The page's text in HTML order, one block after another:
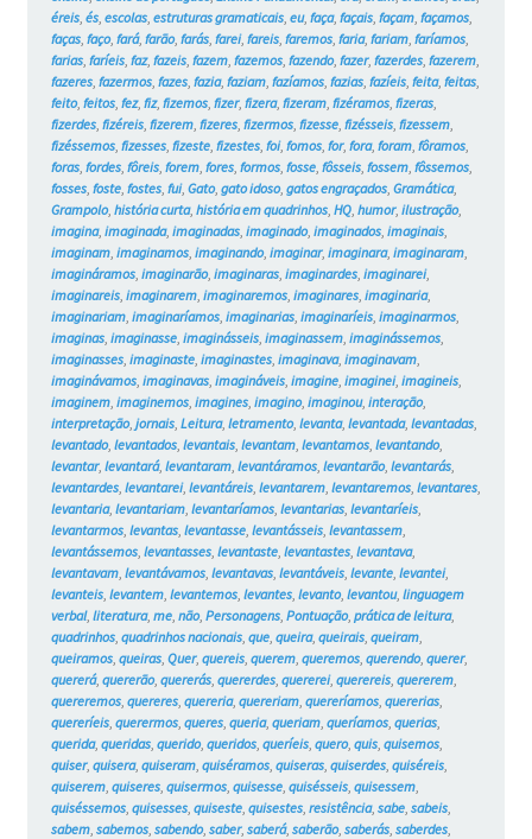
éreis, és, escolas, estruturas gramaticais, eu, faça, façais, façam, façamos,
faças, faço, fará, farão, farás, farei, fareis, faremos, faria, fariam, faríamos,
farias, faríeis, faz, fazeis, fazem, fazemos, fazendo, fazer, fazerdes, fazerem,
fazeres, fazermos, fazes, fazia, faziam, fazíamos, fazias, fazíeis, feita, feitas,
feito, feitos, fez, fiz, fizemos, fizer, fizera, fizeram, fizéramos, fizeras,
fizerdes, fizéreis, fizerem, fizeres, fizermos, fizesse, fizésseis, fizessem,
fizéssemos, fizesses, fizeste, fizestes, foi, fomos, for, fora, foram, fôramos,
foras, fordes, fôreis, forem, fores, formos, fosse, fôsseis, fossem, fôssemos,
fosses, foste, fostes, fui, Gato, gato idoso, gatos engraçados, Gramática,
Grampolo, história curta, história em quadrinhos, HQ, humor, ilustração,
imagina, imaginada, imaginadas, imaginado, imaginados, imaginais,
imaginam, imaginamos, imaginando, imaginar, imaginara, imaginaram,
imagináramos, imaginarão, imaginaras, imaginardes, imaginarei,
imaginareis, imaginarem, imaginaremos, imaginares, imaginaria,
imaginariam, imaginaríamos, imaginarias, imaginaríeis, imaginarmos,
imaginas, imaginasse, imaginásseis, imaginassem, imaginássemos,
imaginasses, imaginaste, imaginastes, imaginava, imaginavam,
imaginávamos, imaginavas, imagináveis, imagine, imaginei, imagineis,
imaginem, imaginemos, imagines, imagino, imaginou, interação,
interpretação, jornais, Leitura, letramento, levanta, levantada, levantadas,
levantado, levantados, levantais, levantam, levantamos, levantando,
levantar, levantará, levantaram, levantáramos, levantarão, levantarás,
levantardes, levantarei, levantáreis, levantarem, levantaremos, levantares,
levantaria, levantariam, levantaríamos, levantarias, levantaríeis,
levantarmos, levantas, levantasse, levantásseis, levantassem,
levantássemos, levantasses, levantaste, levantastes, levantava,
levantavam, levantávamos, levantavas, levantáveis, levante, levantei,
levanteis, levantem, levantemos, levantes, levanto, levantou, linguagem
verbal, literatura, me, não, Personagens, Pontuação, prática de leitura,
quadrinhos, quadrinhos nacionais, que, queira, queirais, queiram,
queiramos, queiras, Quer, quereis, querem, queremos, querendo, querer,
quererá, quererão, quererás, quererdes, quererei, querereis, quererem,
quereremos, quereres, quereria, quereriam, quereríamos, quererias,
quereríeis, querermos, queres, queria, queriam, queríamos, querias,
querida, queridas, querido, queridos, queríeis, quero, quis, quisemos,
quiser, quisera, quiseram, quiséramos, quiseras, quiserdes, quiséreis,
quiserem, quiseres, quisermos, quisesse, quisésseis, quisessem,
quiséssemos, quisesses, quiseste, quisestes, resistência, sabe, sabeis,
sabem, sabemos, sabendo, saber, saberá, saberão, saberás, saberdes,